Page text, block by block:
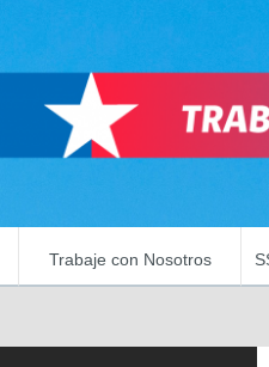
Trabaje con Nosotros